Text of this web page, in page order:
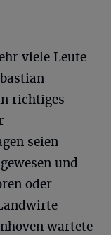
viele Leute
richtiges
seien
und
oder
wartete